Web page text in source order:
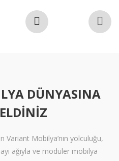
DÜNYASINA
Variant Mobilya’nın yolculuğu,
ağıyla ve modüler mobilya